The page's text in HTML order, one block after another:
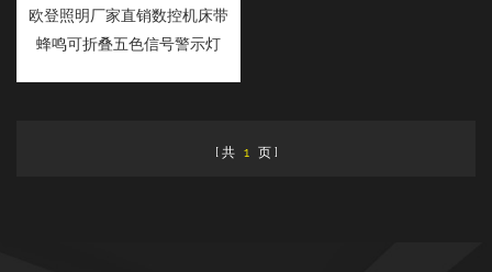
欧登照明厂家直销数控机床带
蜂鸣可折叠五色信号警示灯
共 1 页